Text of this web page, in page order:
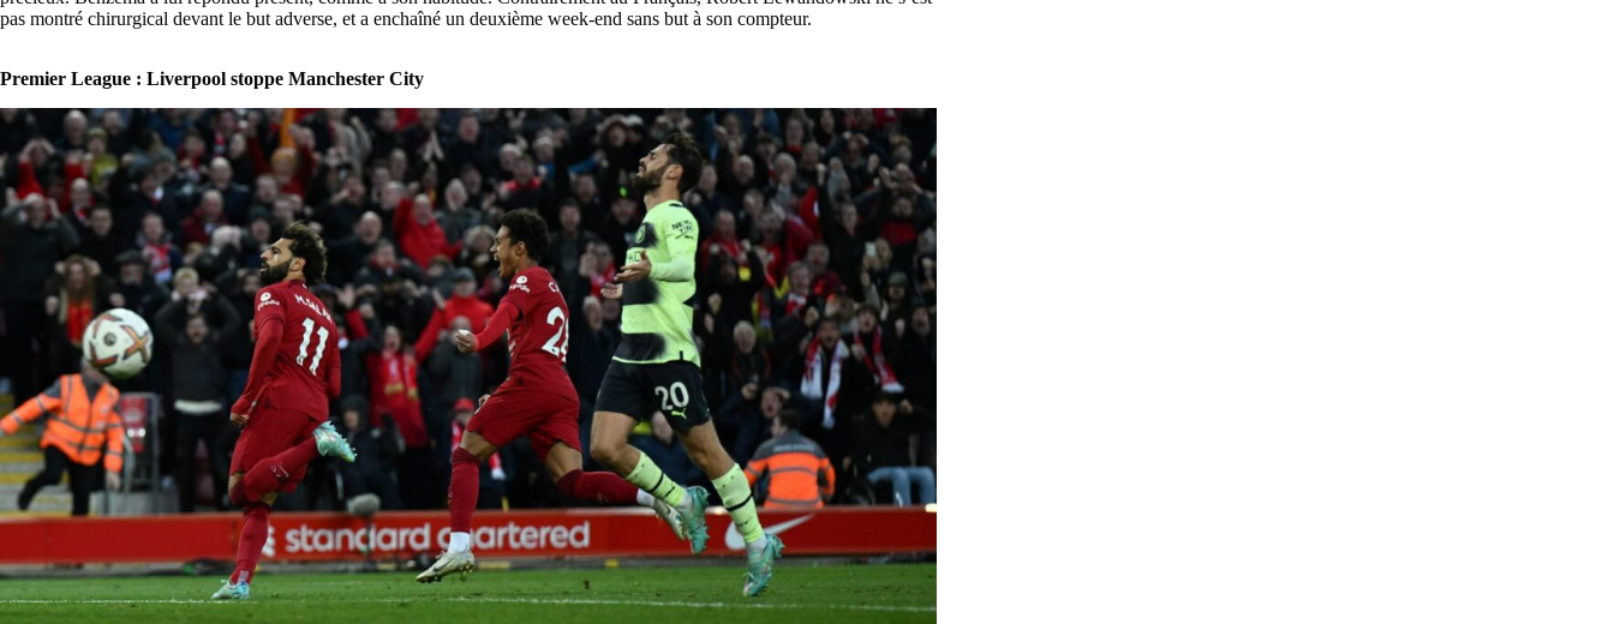
pas montré chirurgical devant le but adverse, et a enchaîné un deuxième week-end sans but à son compteur.
Premier League : Liverpool stoppe Manchester City